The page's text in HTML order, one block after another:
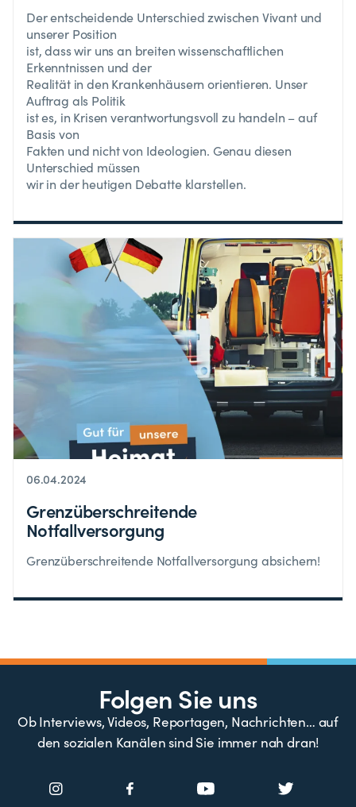
Der entscheidende Unterschied zwischen Vivant und
unserer Position
ist, dass wir uns an breiten wissenschaftlichen
Erkenntnissen und der
Realität in den Krankenhäusern orientieren. Unser
Auftrag als Politik
ist es, in Krisen verantwortungsvoll zu handeln – auf
Basis von
Fakten und nicht von Ideologien. Genau diesen
Unterschied müssen
wir in der heutigen Debatte klarstellen.
06.04.2024
Grenzüberschreitende
Notfallversorgung
Grenzüberschreitende Notfallversorgung absichern!
Folgen Sie uns
Ob Interviews, Videos, Reportagen, Nachrichten… auf
den sozialen Kanälen sind Sie immer nah dran!